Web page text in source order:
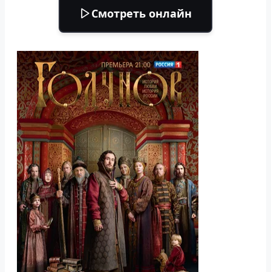
Смотреть онлайн